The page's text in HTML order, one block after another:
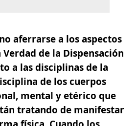
aferrarse a los aspectos
de la Dispensación
a las disciplinas de la
de los cuerpos
mental y etérico que
tratando de manifestar